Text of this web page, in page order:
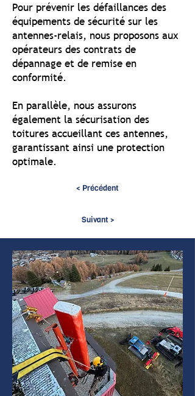
Pour prévenir les défaillances des
équipements de sécurité sur les
antennes-relais, nous proposons aux
opérateurs des contrats de
dépannage et de remise en
conformité.
En parallèle, nous assurons
également la sécurisation des
toitures accueillant ces antennes,
garantissant ainsi une protection
optimale.
< Précédent
Suivant >